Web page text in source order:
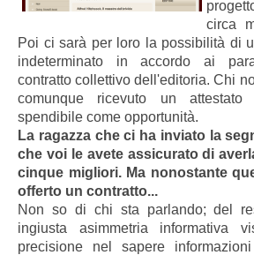
circa
Poi ci sarà per loro la possibilità di
indeterminato in accordo ai
contratto collettivo dell'editoria. Chi
comunque ricevuto un attestato
spendibile come opportunità.
La ragazza che ci ha inviato la
che voi le avete assicurato di
cinque migliori. Ma nonostante
offerto un contratto...
Non so di chi sta parlando; del
ingiusta asimmetria informativa
precisione nel sapere